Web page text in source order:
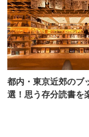
都内・東京近郊のブ
選！思う存分読書を